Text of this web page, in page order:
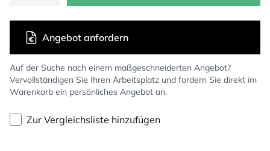
Auf der Suche nach einem maßgeschneiderten Angebot?
Vervollständigen Sie Ihren Arbeitsplatz und fordern Sie direkt im
Warenkorb ein persönliches Angebot an.
Angebot anfordern
Zur Vergleichsliste hinzufügen